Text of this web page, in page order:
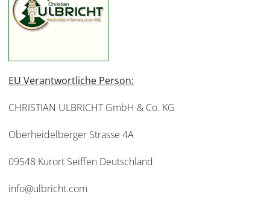
EU Verantwortliche Person:
CHRISTIAN ULBRICHT GmbH & Co. KG
Oberheidelberger Strasse 4A
09548 Kurort Seiffen Deutschland
info@ulbricht.com